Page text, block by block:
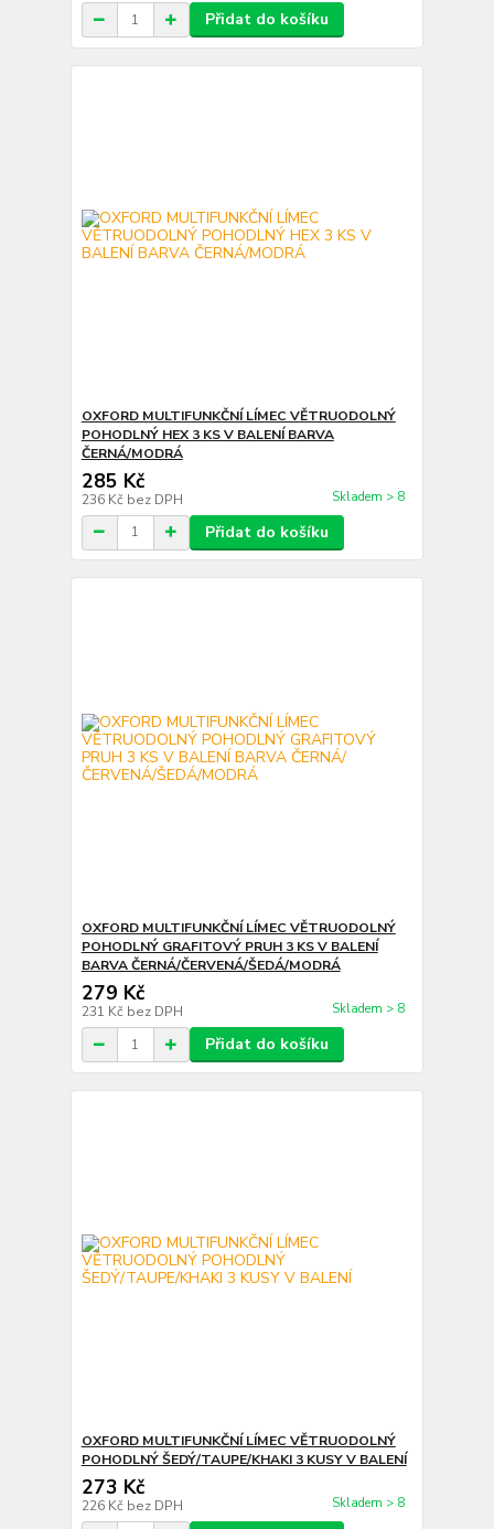
Přidat do košíku
OXFORD MULTIFUNKČNÍ LÍMEC VĚTRUODOLNÝ
POHODLNÝ HEX 3 KS V BALENÍ BARVA
ČERNÁ/MODRÁ
285 Kč
236 Kč bez DPH Skladem > 8
Přidat do košíku
OXFORD MULTIFUNKČNÍ LÍMEC VĚTRUODOLNÝ
POHODLNÝ GRAFITOVÝ PRUH 3 KS V BALENÍ
BARVA ČERNÁ/ČERVENÁ/ŠEDÁ/MODRÁ
279 Kč
231 Kč bez DPH Skladem > 8
Přidat do košíku
OXFORD MULTIFUNKČNÍ LÍMEC VĚTRUODOLNÝ
POHODLNÝ ŠEDÝ/TAUPE/KHAKI 3 KUSY V BALENÍ
273 Kč
226 Kč bez DPH Skladem > 8